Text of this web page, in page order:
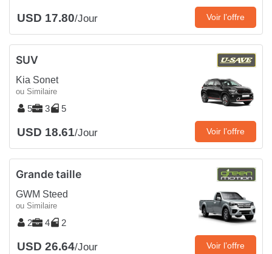
USD 17.80/Jour Voir l’offre
SUV
Kia Sonet
ou Similaire
5 3 5
USD 18.61/Jour Voir l’offre
Grande taille
GWM Steed
ou Similaire
2 4 2
USD 26.64/Jour Voir l’offre